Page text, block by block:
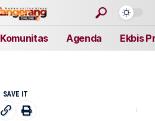
Komunitas Agenda Ekbis